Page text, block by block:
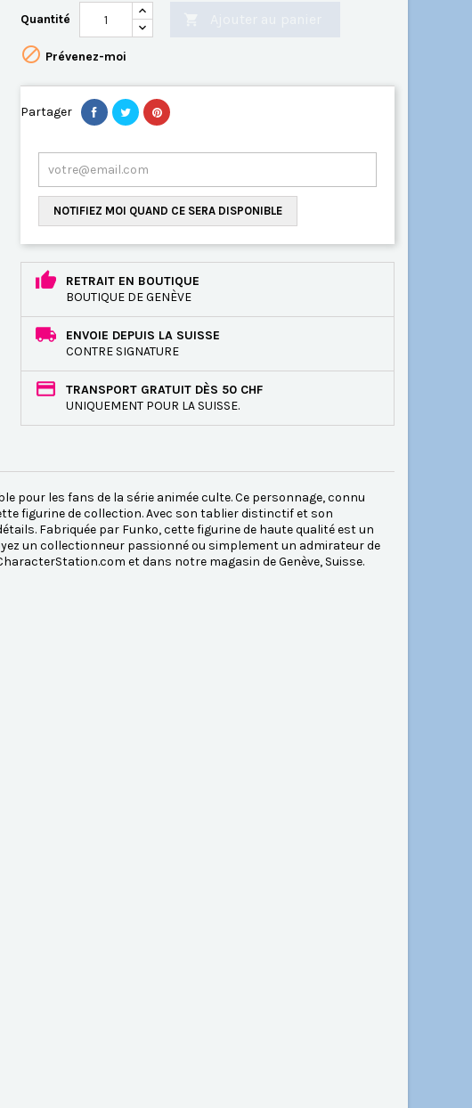
Quantité
 Prévenez-moi
Partager
NOTIFIEZ MOI QUAND CE SERA DISPONIBLE
RETRAIT EN BOUTIQUE
BOUTIQUE DE GENÈVE
ENVOIE DEPUIS LA SUISSE
CONTRE SIGNATURE
TRANSPORT GRATUIT DÈS 50 CHF
UNIQUEMENT POUR LA SUISSE.
pour les fans de la série animée culte. Ce personnage, connu
figurine de collection. Avec son tablier distinctif et son
Fabriquée par Funko, cette figurine de haute qualité est un
un collectionneur passionné ou simplement un admirateur de
et dans notre magasin de Genève, Suisse.